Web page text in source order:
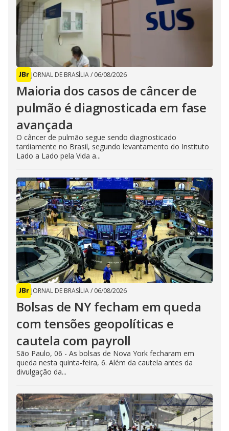
JORNAL DE BRASÍLIA/ 06/08/2026
Maioria dos casos de câncer de
pulmão é diagnosticada em fase
avançada
O câncer de pulmão segue sendo diagnosticado
tardiamente no Brasil, segundo levantamento do Instituto
Lado a Lado pela Vida a...
JORNAL DE BRASÍLIA/ 06/08/2026
Bolsas de NY fecham em queda
com tensões geopolíticas e
cautela com payroll
São Paulo, 06 - As bolsas de Nova York fecharam em
queda nesta quinta-feira, 6. Além da cautela antes da
divulgação da...